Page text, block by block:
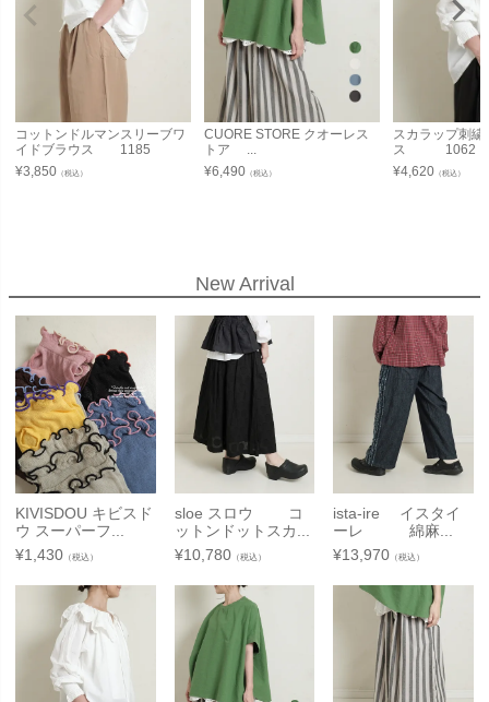
コットンドルマンスリーブワ
イドブラウス 1185
¥3,850 （税込）
CUORE STORE クオーレス
トア ...
¥6,490 （税込）
スカラップ刺
ス 1062
¥4,620 （税込）
New Arrival
KIVISDOU キビスド
ウ スーパーフ...
¥1,430 （税込）
sloe スロウ コ
ットンドットスカ...
¥10,780（税込）
ista-ire イスタイ
ーレ 綿麻...
¥13,970 （税込）